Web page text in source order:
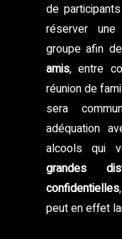
de
réserver une
groupe afin
amis, entre
réunion de
sera
adéquation
alcools qui
grandes
confidentielles
peut en effet